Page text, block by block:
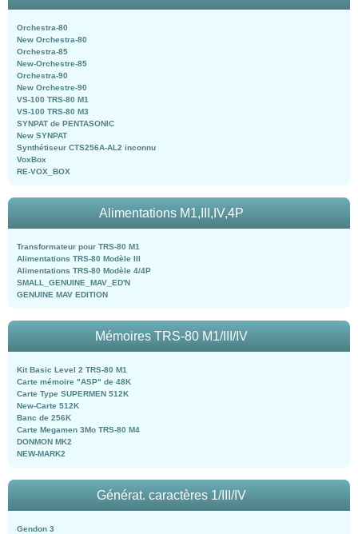
Orchestra-80
New Orchestra-80
Orchestra-85
New-Orchestre-85
Orchestra-90
New Orchestre-90
VS-100 TRS-80 M1
VS-100 TRS-80 M3
SYNPAT de PENTASONIC
New SYNPAT
Synthétiseur CTS256A-AL2 inconnu
VoxBox
RE-VOX_BOX
Alimentations M1,III,IV,4P
Transformateur pour TRS-80 M1
Alimentations TRS-80 Modèle III
Alimentations TRS-80 Modèle 4/4P
SMALL_GENUINE_MAV_ED'N
GENUINE MAV EDITION
Mémoires TRS-80 M1/III/IV
Kit Basic Level 2 TRS-80 M1
Carte mémoire "ASP" de 48K
Carte Type SUPERMEN 512K
New-Carte 512K
Banc de 256K
Carte Megamen 3Mo TRS-80 M4
DONMON MK2
NEW-MARK2
Générat. caractères 1/III/IV
Gendon 3